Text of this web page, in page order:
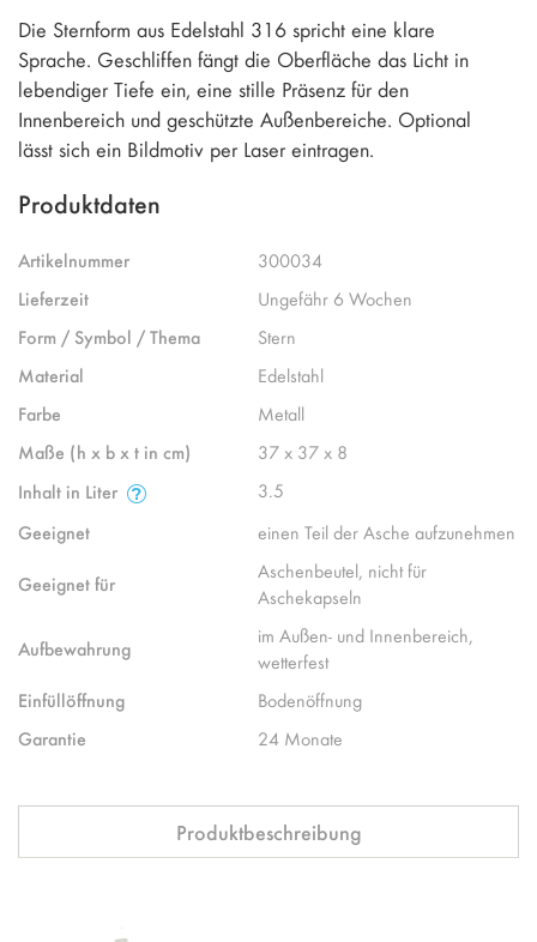
Die Sternform aus Edelstahl 316 spricht eine klare
Sprache. Geschliffen fängt die Oberfläche das Licht in
lebendiger Tiefe ein, eine stille Präsenz für den
Innenbereich und geschützte Außenbereiche. Optional
lässt sich ein Bildmotiv per Laser eintragen.
Produktdaten
Artikelnummer
300034
Lieferzeit
Ungefähr 6 Wochen
Form / Symbol / Thema
Stern
Material
Edelstahl
Farbe
Metall
Maße (h x b x t in cm)
37 x 37 x 8
Inhalt in Liter
3.5
Geeignet
einen Teil der Asche aufzunehmen
Geeignet für
Aschenbeutel, nicht für
Aschekapseln
Aufbewahrung
im Außen- und Innenbereich,
wetterfest
Einfüllöffnung
Bodenöffnung
Garantie
24 Monate
Produktbeschreibung